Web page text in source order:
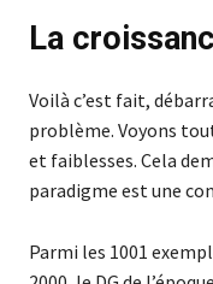
La
Voilà c’est fait,
problème. Voyons
et faiblesses. Cela
paradigme est une
Parmi les 1001